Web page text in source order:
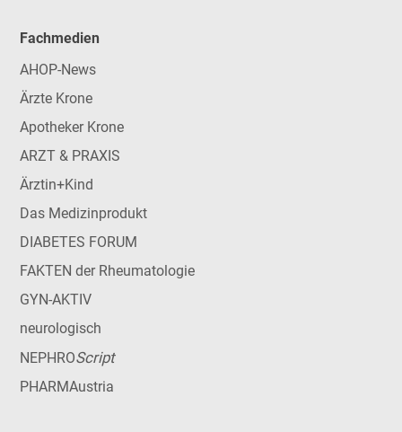
Fachmedien
AHOP-News
Ärzte Krone
Apotheker Krone
ARZT & PRAXIS
Ärztin+Kind
Das Medizinprodukt
DIABETES FORUM
FAKTEN der Rheumatologie
GYN-AKTIV
neurologisch
NEPHROScript
PHARMAustria